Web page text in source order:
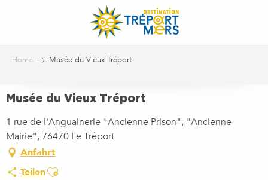
Home Musée du Vieux Tréport
Musée du Vieux Tréport
1 rue de l'Anguainerie "Ancienne Prison", "Ancienne
Mairie", 76470 Le Tréport
Anfahrt
TeilenAjouter aux favoris